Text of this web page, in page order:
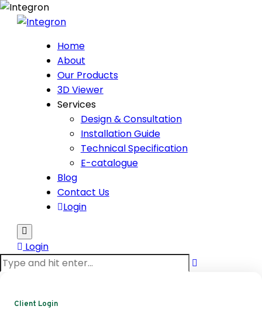
Home
About
Our Products
3D Viewer
Services
Design & Consultation
Installation Guide
Technical Specification
E-catalogue
Blog
Contact Us
Login
Login
Client Login